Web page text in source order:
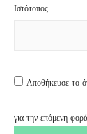
Ιστότοπος
Αποθήκευσε το
για την επόμενη